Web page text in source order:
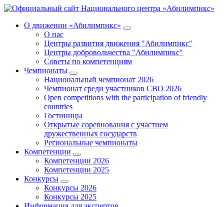
О движении «Абилимпикс»
О нас
Центры развития движения "Абилимпикс"
Центры добровольчества "Абилимпикс"
Советы по компетенциям
Чемпионаты
Национальный чемпионат 2026
Чемпионат среди участников СВО 2026
Open competitions with the participation of friendly
countries
Гостиницы
Открытые соревнования с участием
дружественных государств
Региональные чемпионаты
Компетенции
Компетенции 2026
Компетенции 2025
Конкурсы
Конкурсы 2026
Конкурсы 2025